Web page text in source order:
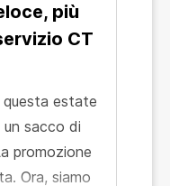
più
CT
questa estate
sacco di
promozione
Ora, siamo